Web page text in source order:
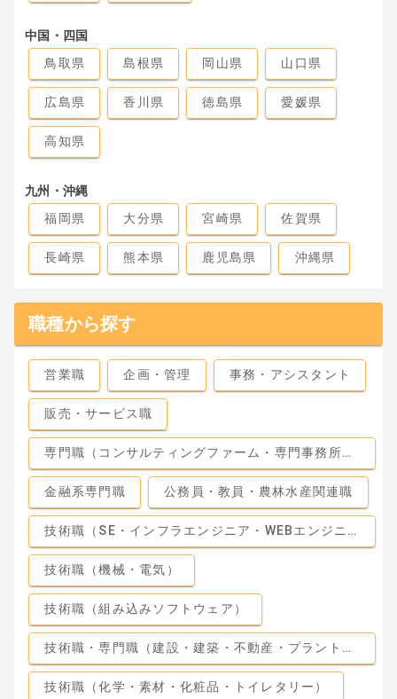
中国・四国
鳥取県
島根県 岡山県 山口県
広島県 香川県 徳島県 愛媛県
高知県
九州・沖縄
福岡県
大分県 宮崎県 佐賀県
長崎県 熊本県 鹿児島県 沖縄県
職種から探す
営業職 企画・管理 事務・アシスタント
販売・サービス職
専門職（コンサルティングファーム・専門事務所・監査法人）
金融系専門職 公務員・教員・農林水産関連職
技術職（SE・インフラエンジニア・WEBエンジニア）
技術職（機械・電気）
技術職（組み込みソフトウェア）
技術職・専門職（建設・建築・不動産・プラント・工場）
技術職（化学・素材・化粧品・トイレタリー）